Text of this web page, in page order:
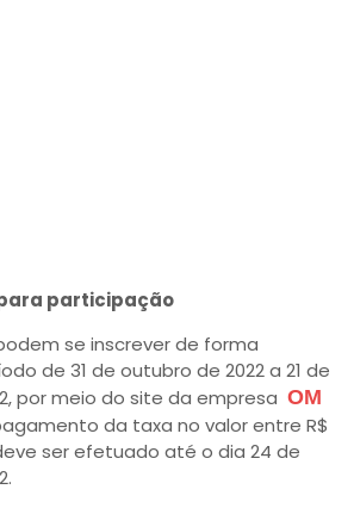
participação
se inscrever de forma
de 31 de outubro de 2022 a 21 de
por meio do site da empresa OM
da taxa no valor entre R$
ser efetuado até o dia 24 de